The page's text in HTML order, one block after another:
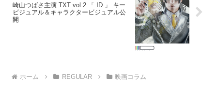
崎山つばさ主演 TXT vol.2 「 ID 」 キー
ビジュアル＆キャラクタービジュアル公
開
ホーム REGULAR 映画コラム